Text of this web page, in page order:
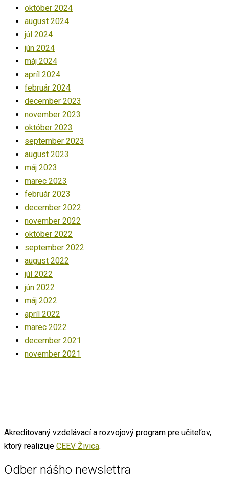
október 2024
august 2024
júl 2024
jún 2024
máj 2024
apríl 2024
február 2024
december 2023
november 2023
október 2023
september 2023
august 2023
máj 2023
marec 2023
február 2023
december 2022
november 2022
október 2022
september 2022
august 2022
júl 2022
jún 2022
máj 2022
apríl 2022
marec 2022
december 2021
november 2021
Akreditovaný vzdelávací a rozvojový program pre učiteľov,
ktorý realizuje CEEV Živica.
Odber nášho newslettra